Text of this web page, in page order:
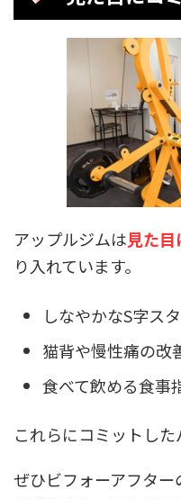
アップルジムは見た
り入れています。
しなやかなS字ス
猫背や慢性痛の改
食べて飲める食事
これらにコミットした
ぜひビフォーアフタ